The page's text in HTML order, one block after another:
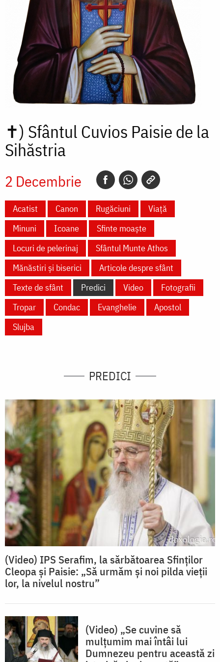
✝) Sfântul Cuvios Paisie de la
Sihăstria
2 Decembrie
Acatist Canon Rugăciuni
Viață
Minuni
Icoane
Sfinte moaște
Locuri de pelerinaj
Sfântul Munte Athos
Mănăstiri și biserici
Articole despre sfânt
Texte de sfânt
Predici Video
Fotografii
Tropar
Condac Evanghelie
Apostol
Slujba
PREDICI
(Video) IPS Serafim, la sărbătoarea Sfinților
Cleopa și Paisie: „Să urmăm și noi pilda vieții
lor, la nivelul nostru”
(Video) „Se cuvine să
mulțumim mai întâi lui
Dumnezeu pentru această zi